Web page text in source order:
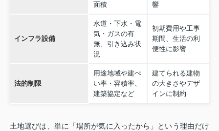
面積
響
インフラ設備
水道・下水・電
気・ガスの有
無、引き込み状
況
初期費用や工事
期間、生活の利
便性に影響
法的制限
用途地域や建ぺ
い率・容積率、
建築協定など
建てられる建物
の大きさやデザ
インに制約
土地選びは、単に「場所が気に入ったから」という理由だけ